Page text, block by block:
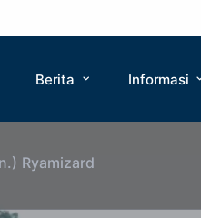
Berita Informasi
Ryamizard